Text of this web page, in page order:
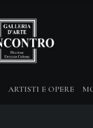
ARTISTI E OPERE